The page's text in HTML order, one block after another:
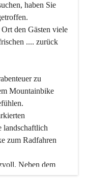
haben Sie
den Gästen viele
.... zurück
zu
Mountainbike
landschaftlich
zum Radfahren
Neben dem
Unterberg
Schifahren oder